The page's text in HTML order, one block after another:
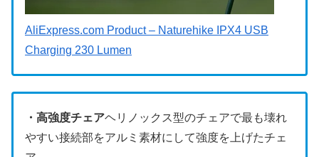
AliExpress.com Product – Naturehike IPX4 USB
Charging 230 Lumen
・高強度チェアヘリノックス型のチェアで最も壊れ
やすい接続部をアルミ素材にして強度を上げたチェ